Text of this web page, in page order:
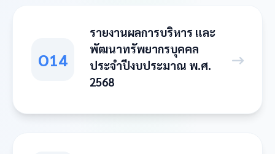
O14
รายงานผลการบริหาร และ
พัฒนาทรัพยากรบุคคล
ประจำปีงบประมาณ พ.ศ.
2568